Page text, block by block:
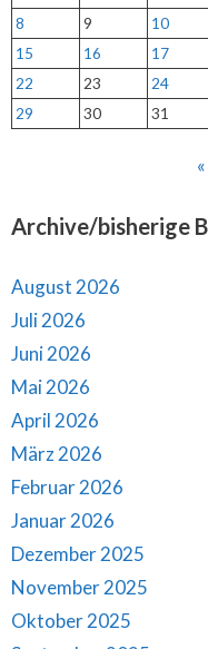
8
9 10
15
16 17
22
23 24
29
30 31
Archive/bisherige
August 2026
Juli 2026
Juni 2026
Mai 2026
April 2026
März 2026
Februar 2026
Januar 2026
Dezember 2025
November 2025
Oktober 2025